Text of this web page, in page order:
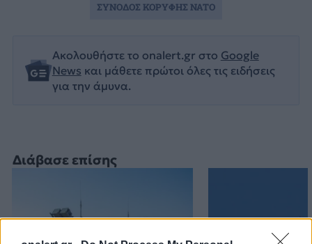
Διάβασε επίσης
Ακολουθήστε το onalert.gr στο Google
News και μάθετε πρώτοι όλες τις ειδήσεις
για την άμυνα.
ΣΥΝΟΔΟΣ ΚΟΡΥΦΗΣ NATO